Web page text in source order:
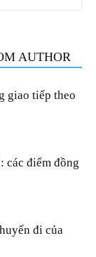
AUTHOR
giao tiếp theo
các điểm đồng
đi của